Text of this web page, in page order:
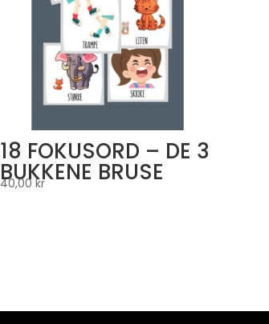
18 FOKUSORD – DE 3
BUKKENE BRUSE
40,00kr